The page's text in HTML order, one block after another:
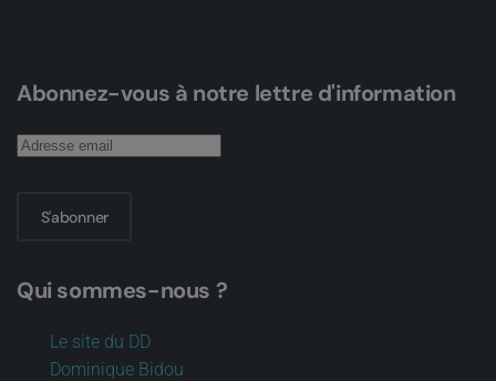
Abonnez-vous à notre lettre d'information
S'abonner
Qui sommes-nous ?
Le site du DD
Dominique Bidou